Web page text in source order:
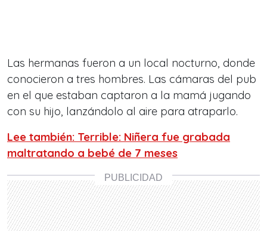
Las hermanas fueron a un local nocturno, donde
conocieron a tres hombres. Las cámaras del pub
en el que estaban captaron a la mamá jugando
con su hijo, lanzándolo al aire para atraparlo.
Lee también: Terrible: Niñera fue grabada
maltratando a bebé de 7 meses